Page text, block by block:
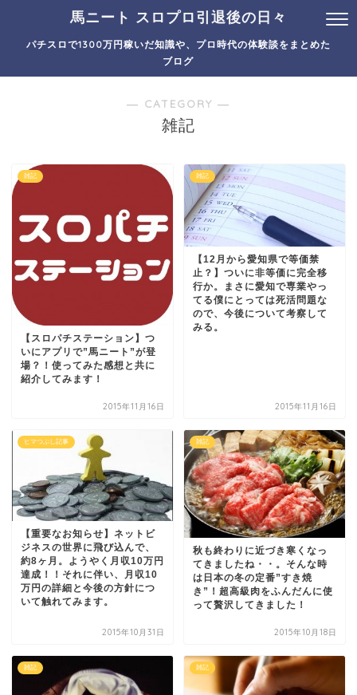
馬ニート スロプロ引退後の日々
パチスロで1300万円稼いだ知識や、プロ時代の体験談をまとめた
ブログ
― CATEGORY ―
雑記
雑記
【スロパチステーション】つ
いにアプリで”馬ニート”が登
場？！使ってみた感想と共に
紹介してみます！
2015年11月16日
雑記
【12月から愛知県で等価禁
止？】ついに非等価に完全移
行か。まさに愛知で専業やっ
てる僕にとっては死活問題な
ので、今後について考察して
みる。
2015年11月16日
ヒマつぶし記事
【重要なお知らせ】ネットビ
ジネスの世界に飛び込んで、
約8ヶ月。ようやく月収10万円
達成！！それに伴い、月収10
万円の詳細と今後の方針につ
いて触れてみます。
2015年10月31日
雑記
秋も終わりに近づき寒くなっ
てきましたね・・。そんな時
は日本の冬の定番”すき焼
き”！超高級肉をふんだんに使
って贅沢してきました！
2015年10月18日
雑記 雑記